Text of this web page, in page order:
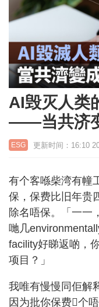
AI毁灭人类
——当共济
ESG 更新时间：16:10
有个客喺柴湾有幢
保，保费比旧年贵
除名唔保。「一一
哋几
facility好睇返啲，
项目？」
我唯有慢慢同佢解
因为批你保费𠮶个